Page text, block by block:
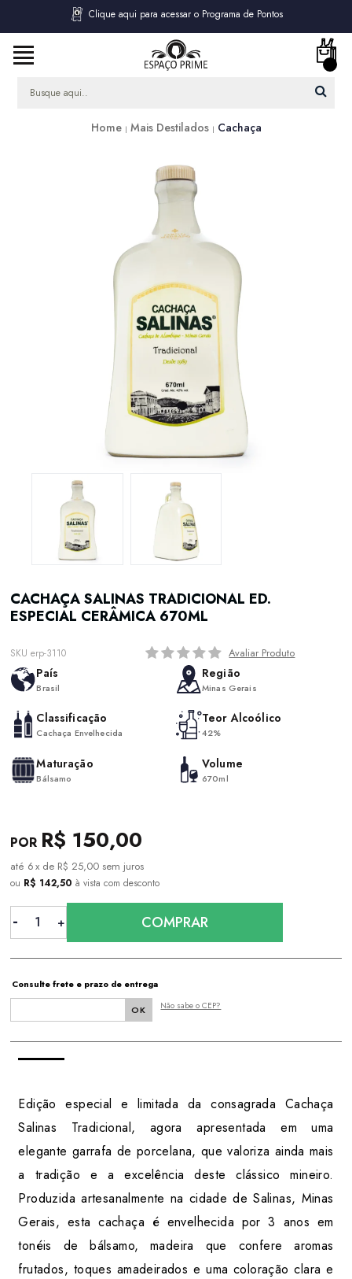
Clique aqui para acessar o Programa de Pontos
Home Mais Destilados Cachaça
CACHAÇA SALINAS TRADICIONAL ED.
ESPECIAL CERÂMICA 670ML
SKU erp-3110 Avaliar Produto
País
Brasil
Região
Minas Gerais
Classificação
Cachaça Envelhecida
Teor Alcoólico
42%
Maturação
Bálsamo
Volume
670ml
R$ 150,00
6x de R$ 25,00 sem juros
ou R$ 142,50à vista com desconto
COMPRAR
Consulte frete e prazo de entrega
Não sabe o CEP?
Edição especial e limitada da consagrada Cachaça
Salinas Tradicional, agora apresentada em uma
elegante garrafa de porcelana, que valoriza ainda mais
a tradição e a excelência deste clássico mineiro.
Produzida artesanalmente na cidade de Salinas, Minas
Gerais, esta cachaça é envelhecida por 3 anos em
tonéis de bálsamo, madeira que confere aromas
frutados, toques amadeirados e uma coloração clara e